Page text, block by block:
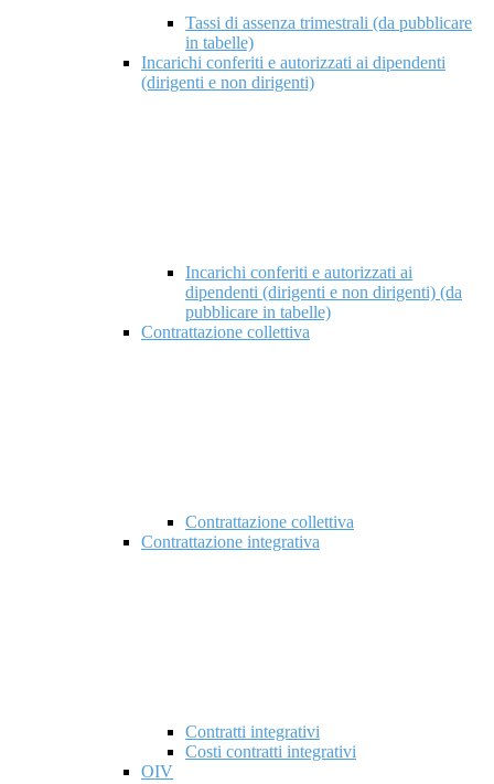
Tassi di assenza trimestrali (da pubblicare
in tabelle)
Incarichi conferiti e autorizzati ai dipendenti
(dirigenti e non dirigenti)
Incarichi conferiti e autorizzati ai
dipendenti (dirigenti e non dirigenti) (da
pubblicare in tabelle)
Contrattazione collettiva
Contrattazione collettiva
Contrattazione integrativa
Contratti integrativi
Costi contratti integrativi
OIV